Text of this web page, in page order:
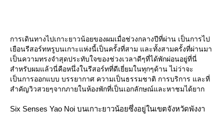
การเดินทางไปเกาะยาวน้อยของผมเมื่อช่วงกลางปีที่ผ่าน เป็นการไป
เยือนรีสอร์ทหรูบนเกาะแห่งนี้เป็นครั้งที่สาม และทั้งสามครั้งที่ผ่านมา
เป็นความทรงจำสุดประทับใจของช่วงเวลาดีๆที่ได้พักผ่อนอยู่ที่นี่
สำหรับผมแล้วนี่คือหนึ่งในรีสอร์ทที่ดีเยี่ยมในทุกๆด้าน ไม่ว่าจะ
เป็นการออกแบบ บรรยากาศ ความเป็นธรรมชาติ การบริการ และที่
สำคัญวิวสวยๆจากภายในห้องพักที่เป็นเอกลักษณ์และหาชมได้ยาก
Six Senses Yao Noi บนเกาะยาวน้อยซึ่งอยู่ในเขตจังหวัดพังงา